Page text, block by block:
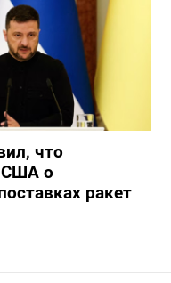
что
США о
ракет